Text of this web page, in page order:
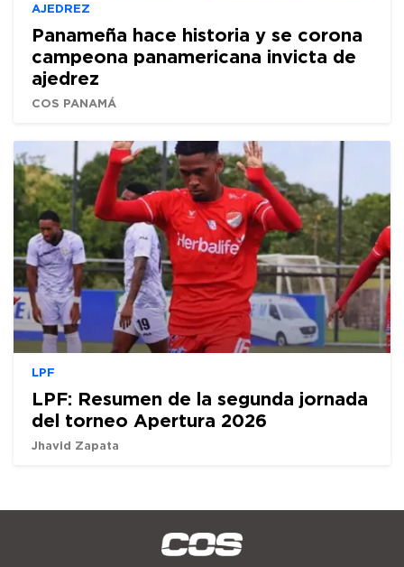
AJEDREZ
Panameña hace historia y se corona
campeona panamericana invicta de
ajedrez
COS PANAMÁ
LPF
LPF: Resumen de la segunda jornada
del torneo Apertura 2026
Jhavid Zapata